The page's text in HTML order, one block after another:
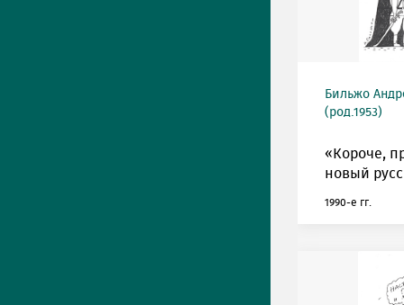
Бильжо
(род.1953)
«Короче,
новый
1990-е гг.